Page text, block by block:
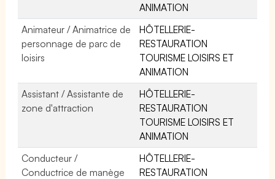
ANIMATION
Animateur / Animatrice de
personnage de parc de
loisirs
HÔTELLERIE-
RESTAURATION
TOURISME LOISIRS ET
ANIMATION
Assistant / Assistante de
zone d'attraction
HÔTELLERIE-
RESTAURATION
TOURISME LOISIRS ET
ANIMATION
Conducteur /
Conductrice de manège
HÔTELLERIE-
RESTAURATION